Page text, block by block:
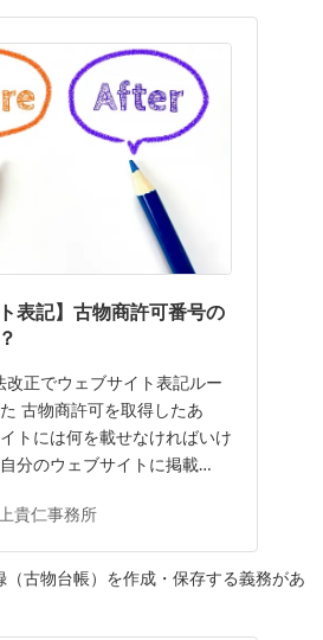
表記】古物商許可番号の
改正でウェブサイト表記ルー
古物商許可を取得したあ
トには何を載せなければいけ
分のウェブサイトに掲載…
貴仁事務所
（古物台帳）を作成・保存する義務があ